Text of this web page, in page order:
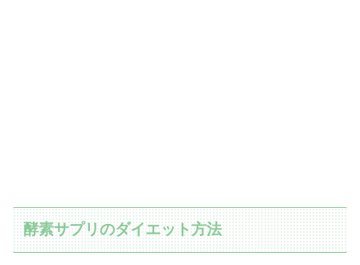
酵素サプリのダイエット方法